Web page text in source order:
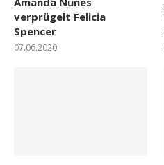
verprügelt Felicia
Spencer
07.06.2020